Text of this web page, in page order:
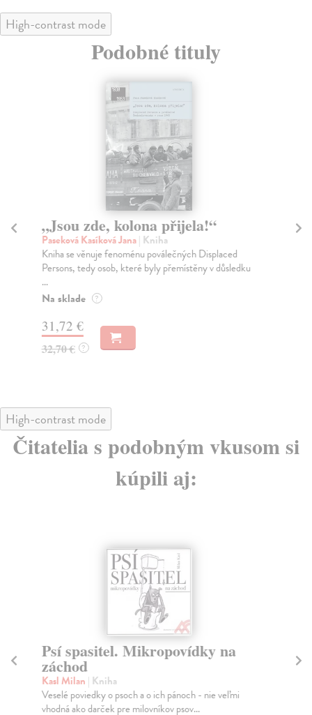
High-contrast mode
Podobné tituly
Proti Benešovi!
Kuklík Jan| Kniha
Česká a slovenská protibenešovská opozícia v Londýne
1939 až 1945.
21,20 €
High-contrast mode
Čitatelia s podobným vkusom si
kúpili aj:
Mikropovídky na
o psoch a o ich pánoch - nie veľmi
darček pre milovníkov psov...
První
lidské dějiny v době